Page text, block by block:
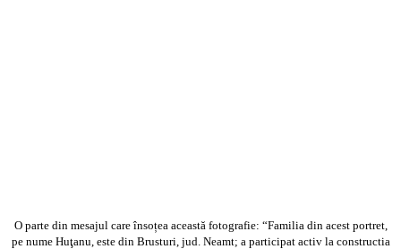
O parte din mesajul care însoțea această fotografie: “Familia din acest portret,
pe nume Huţanu, este din Brusturi, jud. Neamt; a participat activ la constructia